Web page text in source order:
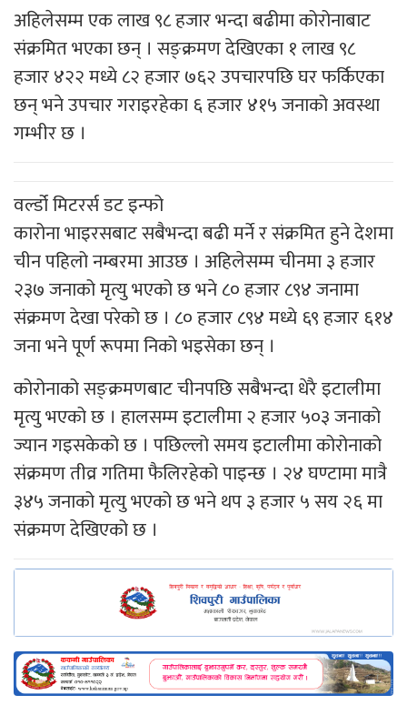
अहिलेसम्म एक लाख ९८ हजार भन्दा बढीमा कोरोनाबाट
संक्रमित भएका छन् । सङ्क्रमण देखिएका १ लाख ९८
हजार ४२२ मध्ये ८२ हजार ७६२ उपचारपछि घर फर्किएका
छन् भने उपचार गराइरहेका ६ हजार ४१५ जनाको अवस्था
गम्भीर छ ।
वर्ल्डो मिटरर्स डट इन्फो
कारोना भाइरसबाट सबैभन्दा बढी मर्ने र संक्रमित हुने देशमा
चीन पहिलो नम्बरमा आउछ । अहिलेसम्म चीनमा ३ हजार
२३७ जनाको मृत्यु भएको छ भने ८० हजार ८९४ जनामा
संक्रमण देखा परेको छ । ८० हजार ८९४ मध्ये ६९ हजार ६१४
जना भने पूर्ण रूपमा निको भइसेका छन् ।
कोरोनाको सङ्क्रमणबाट चीनपछि सबैभन्दा धेरै इटालीमा
मृत्यु भएको छ । हालसम्म इटालीमा २ हजार ५०३ जनाको
ज्यान गइसकेको छ । पछिल्लो समय इटालीमा कोरोनाको
संक्रमण तीव्र गतिमा फैलिरहेको पाइन्छ । २४ घण्टामा मात्रै
३४५ जनाको मृत्यु भएको छ भने थप ३ हजार ५ सय २६ मा
संक्रमण देखिएको छ ।